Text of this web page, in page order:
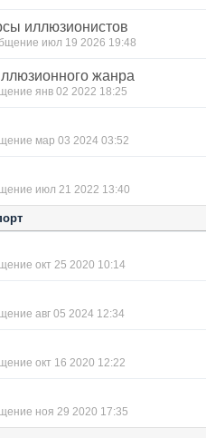
иллюзионистов
июл 19 2026 19:48
жанра
янв 02 2022 18:25
мар 03 2024 03:52
июл 21 2022 13:40
окт 25 2020 10:14
авг 05 2024 12:34
окт 16 2020 12:22
ноя 29 2020 17:35